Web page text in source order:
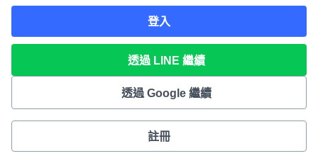
登入
透過 LINE 繼續
透過 Google 繼續
註冊